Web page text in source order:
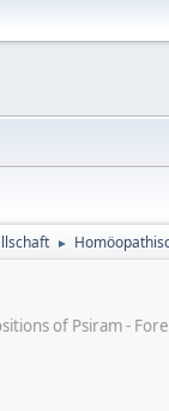
►
of Psiram -